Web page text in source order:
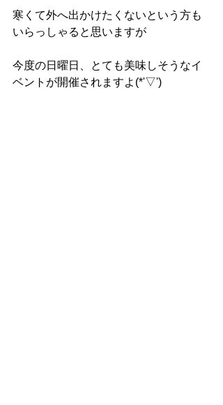
寒くて外へ出かけたくないという方も
いらっしゃると思いますが
今度の日曜日、とても美味しそうなイ
ベントが開催されますよ(*'▽')